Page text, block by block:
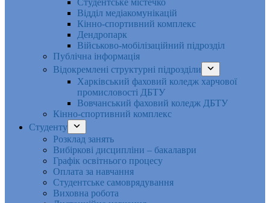
Студентське містечко
Відділ медіакомунікацій
Кінно-спортивний комплекс
Дендропарк
Військово-мобілізаційний підрозділ
Публічна інформація
Відокремлені структурні підрозділи
Харківський фаховий коледж харчової
промисловості ДБТУ
Вовчанський фаховий коледж ДБТУ
Кінно-спортивний комплекс
Студенту
Розклад занять
Вибіркові дисципліни – бакалаври
Графік освітнього процесу
Оплата за навчання
Студентське самоврядування
Виховна робота